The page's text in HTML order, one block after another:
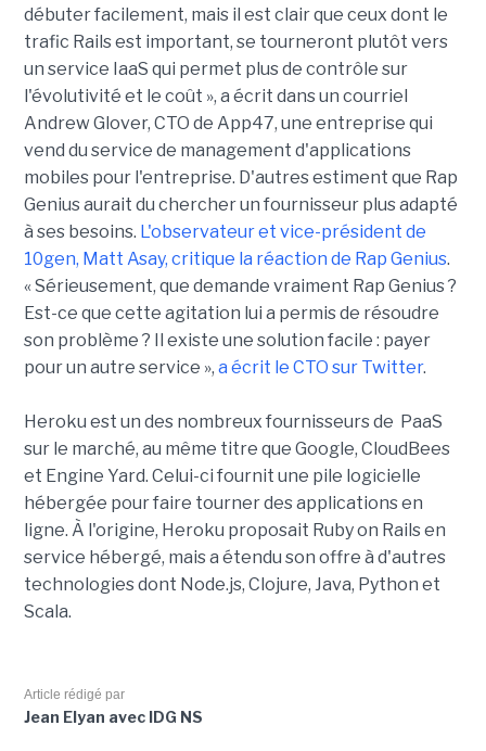
débuter facilement, mais il est clair que ceux dont le
trafic Rails est important, se tourneront plutôt vers
un service IaaS qui permet plus de contrôle sur
l'évolutivité et le coût », a écrit dans un courriel
Andrew Glover, CTO de App47, une entreprise qui
vend du service de management d'applications
mobiles pour l'entreprise. D'autres estiment que Rap
Genius aurait du chercher un fournisseur plus adapté
à ses besoins. L'observateur et vice-président de
10gen, Matt Asay, critique la réaction de Rap Genius.
« Sérieusement, que demande vraiment Rap Genius ?
Est-ce que cette agitation lui a permis de résoudre
son problème ? Il existe une solution facile : payer
pour un autre service », a écrit le CTO sur Twitter.
Heroku est un des nombreux fournisseurs de PaaS
sur le marché, au même titre que Google, CloudBees
et Engine Yard. Celui-ci fournit une pile logicielle
hébergée pour faire tourner des applications en
ligne. À l'origine, Heroku proposait Ruby on Rails en
service hébergé, mais a étendu son offre à d'autres
technologies dont Node.js, Clojure, Java, Python et
Scala.
Article rédigé par
Jean Elyan avec IDG NS